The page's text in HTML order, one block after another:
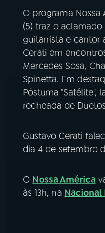
08FESTIVAL DE
ACOMPANHE A RÁDIO
YouTube
Instagram
O programa Nossa
(5) traz o
guitarrista e cantor
Cerati em
Mercedes Sosa,
Spinetta. Em
Póstuma "Satélite",
recheada de
Gustavo Cerati
dia 4 de setembro
O Nossa América
às 13h, na Nacional